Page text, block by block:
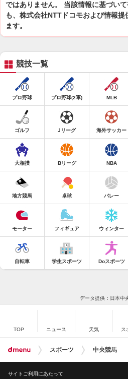
ではありません。 当該情報に基づい
も、株式会社NTTドコモおよび情報
ます。
競技一覧
プロ野球 プロ野球(2軍) MLB
ゴルフ Jリーグ 海外サッカー
大相撲 Bリーグ NBA
地方競馬 卓球 バレー
モーター フィギュア ウィンター
自転車 学生スポーツ Doスポーツ
データ提供：日本中
TOP ニュース 天気 ス
スポーツ 中央競馬
サイトご利用にあたって